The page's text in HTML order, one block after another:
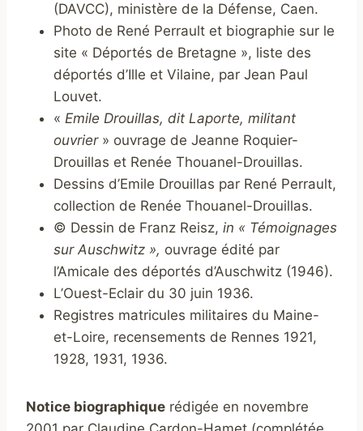
(DAVCC), ministère de la Défense, Caen.
Photo de René Perrault et biographie sur le
site « Déportés de Bretagne », liste des
déportés d’Ille et Vilaine, par Jean Paul
Louvet.
« Emile Drouillas, dit Laporte, militant
ouvrier » ouvrage de Jeanne Roquier-
Drouillas et Renée Thouanel-Drouillas.
Dessins d’Emile Drouillas par René Perrault,
collection de Renée Thouanel-Drouillas.
© Dessin de Franz Reisz, in « Témoignages
sur Auschwitz », ouvrage édité par
l’Amicale des déportés d’Auschwitz (1946).
L’Ouest-Eclair du 30 juin 1936.
Registres matricules militaires du Maine-
et-Loire, recensements de Rennes 1921,
1928, 1931, 1936.
Notice biographique rédigée en novembre